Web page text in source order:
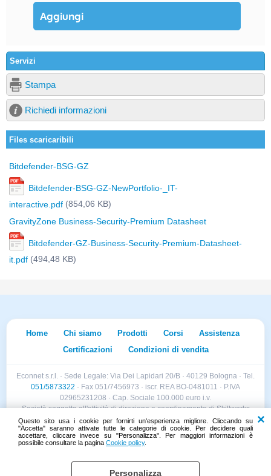
Questo sito usa i cookie per fornirti un'esperienza migliore. Cliccando su
"Accetta" saranno attivate tutte le categorie di cookie. Per decidere quali
accettare, cliccare invece su "Personalizza". Per maggiori informazioni è
possibile consultare la pagina Cookie policy.
Personalizza
Servizi
Stampa
Richiedi informazioni
Files scaricaribili
Bitdefender-BSG-GZ
Bitdefender-BSG-GZ-NewPortfolio-_IT-
interactive.pdf (854,06 KB)
GravityZone Business-Security-Premium Datasheet
Bitdefender-GZ-Business-Security-Premium-Datasheet-
it.pdf (494,48 KB)
Home Chi siamo Prodotti Corsi
Assistenza
Certificazioni
Condizioni di vendita
Econnet s.r.l. · Sede Legale: Via Dei Lapidari 20/B · 40129 Bologna · Tel.
051/5873322 · Fax 051/7456973 · iscr. REA BO-0481011 · P.IVA
02965231208 · Cap. Sociale 100.000 euro i.v.
Società soggetta all'attività di direzione e coordinamento di Skillworks
Holding s.r.l. · Sede Legale: Via Vittorio Emanuele II 28 · Roncadelle (BS)
- C.F. 04151440981